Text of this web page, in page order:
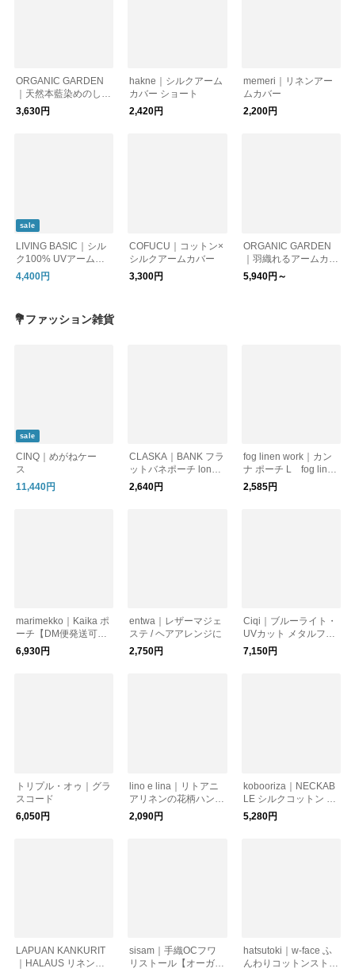
ORGANIC GARDEN
｜天然本藍染めのしめ
つけないアームカバー
【日除け】【オーガニ
3,630円
hakne｜シルクアーム
カバー ショート
2,420円
memeri｜リネンアー
ムカバー
2,200円
sale
LIVING BASIC｜シル
ク100% UVアームカ
バー UVケア 日本製
水洗い可
4,400円
COFUCU｜コットン×
シルクアームカバー
3,300円
ORGANIC GARDEN
｜羽織れるアームカバ
ー 【アームカバー】
【日焼け対策】
5,940円～
💐ファッション雑貨
sale
CINQ｜めがねケー
ス
11,440円
CLASKA｜BANK フラ
ットバネポーチ long
with hook
2,640円
fog linen work｜カン
ナ ポーチ L fog linen
work フォグリネン
ワーク
2,585円
marimekko｜Kaika ポ
ーチ【DM便発送可
能】
6,930円
entwa｜レザーマジェ
ステ / ヘアアレンジに
2,750円
Ciqi｜ブルーライト・
UVカット メタルフレ
ームリーディンググラ
ス 老眼鏡 “Natalie” nat
7,150円
トリプル・オゥ｜グラ
スコード
6,050円
lino e lina｜リトアニ
アリネンの花柄ハンカ
チ フロレゾン｜全3柄
2,090円
kobooriza｜NECKAB
LE シルクコットン パ
ーカースヌード
5,280円
LAPUAN KANKURIT
｜HALAUS リネンス
sisam｜手織OCフワ
リストール【オーガニ
hatsutoki｜w-face ふ
んわりコットンストー